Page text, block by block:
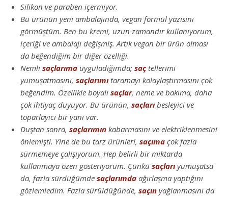
Silikon ve paraben içermiyor.
Bu ürünün yeni ambalajında, vegan formül yazısını
görmüştüm. Ben bu kremi, uzun zamandır kullanıyorum,
içeriği ve ambalajı değişmiş. Artık vegan bir ürün olması
da beğendiğim bir diğer özelliği.
Nemli saçlarıma uyguladığımda; saçtellerimi
yumuşatmasını, saçlarımıtaramayı kolaylaştırmasını çok
beğendim. Özellikle boyalı saçlar, neme ve bakıma, daha
çok ihtiyaç duyuyor. Bu ürünün, saçlarıbesleyici ve
toparlayıcı bir yanı var.
Duştan sonra, saçlarımın kabarmasını ve elektriklenmesini
önlemişti. Yine de bu tarz ürünleri, saçıma çok fazla
sürmemeye çalışıyorum. Hep belirli bir miktarda
kullanmaya özen gösteriyorum. Çünkü saçlarıyumuşatsa
da, fazla sürdüğümde saçlarımda ağırlaşma yaptığını
gözlemledim. Fazla sürüldüğünde, saçın yağlanmasını da